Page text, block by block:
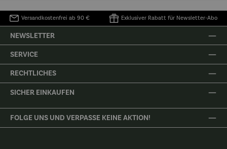
Versandkostenfrei ab 90 € Exklusiver Rabatt für Newsletter-Abo
NEWSLETTER
SERVICE
RECHTLICHES
SICHER EINKAUFEN
FOLGE UNS UND VERPASSE KEINE AKTION!